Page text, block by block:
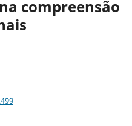
compreensão